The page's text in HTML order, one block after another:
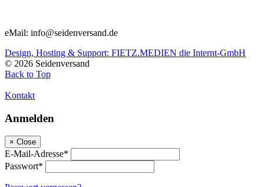
eMail: info@seidenversand.de
Design, Hosting & Support: FIETZ.MEDIEN die Internt-GmbH
© 2026 Seidenversand
Back to Top
Kontakt
Anmelden
× Close
E-Mail-Adresse*
Passwort*